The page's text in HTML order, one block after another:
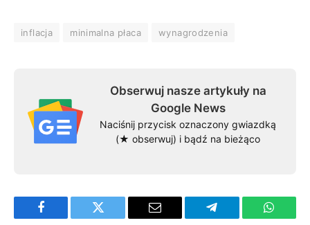
inflacja minimalna płaca wynagrodzenia
Obserwuj nasze artykuły na
Google News
Naciśnij przycisk oznaczony gwiazdką
(★ obserwuj) i bądź na bieżąco
Facebook Twitter Email Telegram